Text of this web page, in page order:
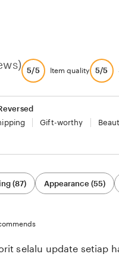
5/5 Item quality 5/5
Gift-worthy
(87) Appearance (55)
selalu update setiap